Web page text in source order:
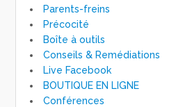
Parents-freins
Précocité
Boîte à outils
Conseils & Remédiations
Live Facebook
BOUTIQUE EN LIGNE
Conférences